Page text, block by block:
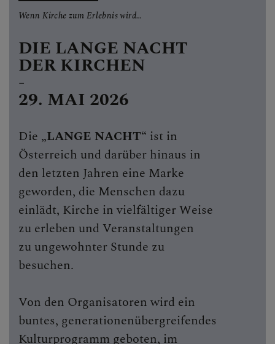
FRAGEN
GLAUBEN
ERLEBEN
Pilgern
Jugendliche in der Kirche
Lange Nacht der Kirchen
Dom & Hl. Hippolyt
Kirchen- & Denkmalpflege
Exerzitien
Seelische Gesundheit
Wenn Kirche zum Erlebnis wird…
DIE LANGE NACHT
DER KIRCHEN
-
29. MAI 2026
Die „LANGE NACHT“ ist in
Österreich und darüber hinaus in
den letzten Jahren eine Marke
geworden, die Menschen dazu
einlädt, Kirche in vielfältiger Weise
zu erleben und Veranstaltungen
zu ungewohnter Stunde zu
besuchen.
Von den Organisatoren wird ein
buntes, generationenübergreifendes
Kulturprogramm geboten, im